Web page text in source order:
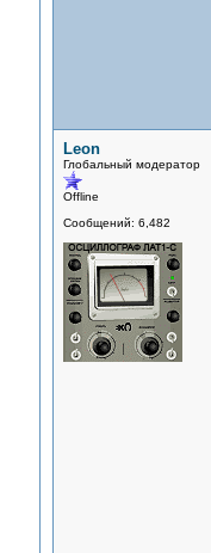
Leon
Глобальный модератор
Offline
Сообщений: 6,482